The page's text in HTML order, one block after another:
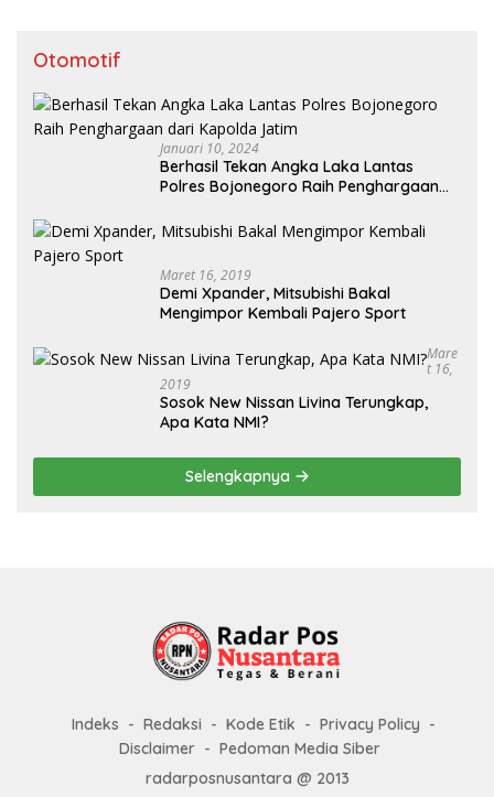
Otomotif
Januari 10, 2024
Berhasil Tekan Angka Laka Lantas
Polres Bojonegoro Raih Penghargaan
Maret 16, 2019
Demi Xpander, Mitsubishi Bakal
Mengimpor Kembali Pajero Sport
Mare
T 16,
2019
Sosok New Nissan Livina Terungkap,
Apa Kata NMI?
Selengkapnya
Indeks Redaksi Kode Etik
Privacy Policy
Disclaimer
Pedoman Media Siber
radarposnusantara @ 2013